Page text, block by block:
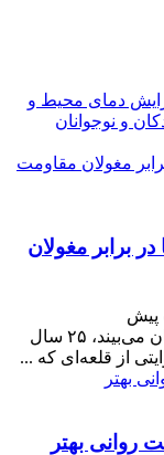
دمای محیط و
و نوجوانان
برابر مغولان
پشت لبخند زنی که امروز نام الموت را در جهان می‌بیند، ۲۵ سال
از قلعه‌ای که ...
روانی بهتر